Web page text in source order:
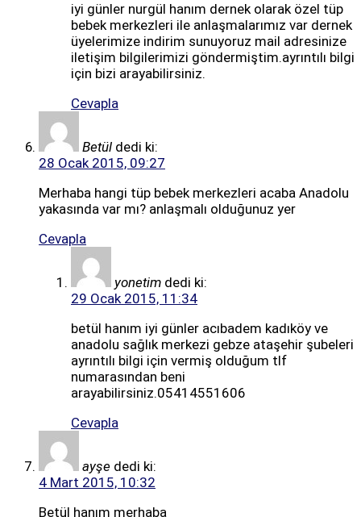
iyi günler nurgül hanım dernek olarak özel tüp
bebek merkezleri ile anlaşmalarımız var dernek
üyelerimize indirim sunuyoruz mail adresinize
iletişim bilgilerimizi göndermiştim.ayrıntılı bilgi
için bizi arayabilirsiniz.
Cevapla
Betül dedi ki:
28 Ocak 2015, 09:27
Merhaba hangi tüp bebek merkezleri acaba Anadolu
yakasında var mı? anlaşmalı olduğunuz yer
Cevapla
yonetim dedi ki:
29 Ocak 2015, 11:34
betül hanım iyi günler acıbadem kadıköy ve
anadolu sağlık merkezi gebze ataşehir şubeleri
ayrıntılı bilgi için vermiş olduğum tlf
numarasından beni
arayabilirsiniz.05414551606
Cevapla
ayşe dedi ki:
4 Mart 2015, 10:32
Betül hanım merhaba